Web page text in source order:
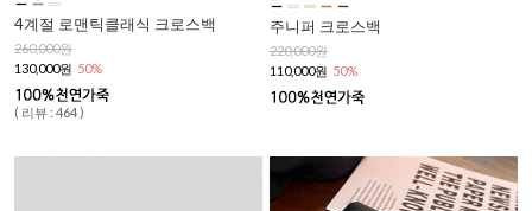
4계절 로맨틱클래식 크로스백
260,000원
130,000원 50%
( 리뷰 : 464 )
주니퍼 크로스백
220,000원
110,000원 50%